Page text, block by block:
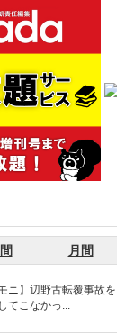
月間
ニ】辺野古転覆事故を
てこなかっ...